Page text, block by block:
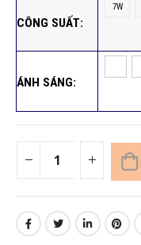
CÔNG SUẤT
7W
ÁNH SÁNG